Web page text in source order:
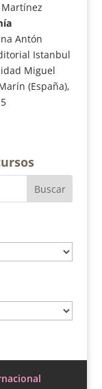
Martínez
Antón
Istanbul
Miguel
(España),